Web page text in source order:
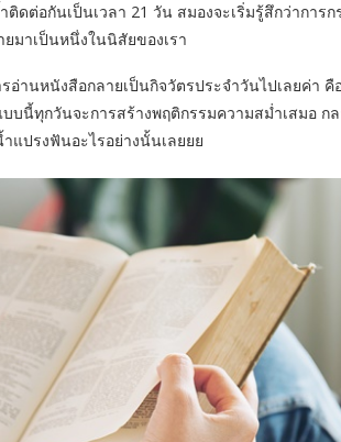
ดต่อกันเป็นเวลา 21 วัน สมองจะเริ่มรู้สึกว่าการ
มาเป็นหนึ่งในนิสัยของเรา
อ่านหนังสือกลายเป็นกิจวัตรประจำวันไปเลยค่า
บบนี้ทุกวันจะการสร้างพฤติกรรมความสม่ำเสมอ
ปรงฟันอะไรอย่างนั้นเลยยย